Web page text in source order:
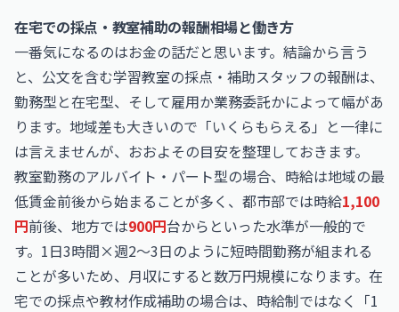
在宅での採点・教室補助の報酬相場と働き方
一番気になるのはお金の話だと思います。結論から言う
と、公文を含む学習教室の採点・補助スタッフの報酬は、
勤務型と在宅型、そして雇用か業務委託かによって幅があ
ります。地域差も大きいので「いくらもらえる」と一律に
は言えませんが、おおよその目安を整理しておきます。
教室勤務のアルバイト・パート型の場合、時給は地域の最
低賃金前後から始まることが多く、都市部では時給1,100
円前後、地方では900円台からといった水準が一般的で
す。1日3時間×週2〜3日のように短時間勤務が組まれる
ことが多いため、月収にすると数万円規模になります。在
宅での採点や教材作成補助の場合は、時給制ではなく「1